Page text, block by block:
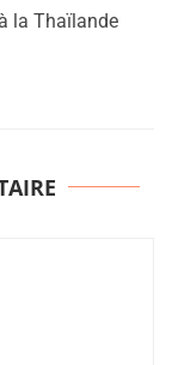
la Thaïlande